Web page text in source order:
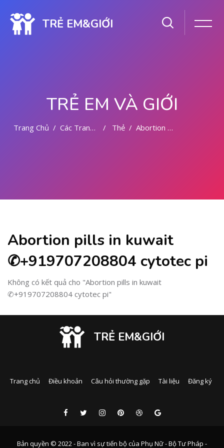
TRẺ EM&GIỚI
TRẺ EM VÀ GIỚI
Trang Chủ Các Trang Của Hệ Thống Thẻ Abortion Pills In Kuwait ✆+919707208804 Cytotec Pi
Abortion pills in kuwait
✆+919707208804 cytotec pi
Không có kết quả cho "Abortion pills in kuwait
✆+919707208804 cytotec pi"
TRẺ EM&GIỚI
Trang chủ Điều khoản Câu hỏi thường gặp Tài liệu Đăng ký
Bản quyền © 2022 - Ban vì sự tiến bộ của Phụ Nữ - Bộ Tư Pháp -